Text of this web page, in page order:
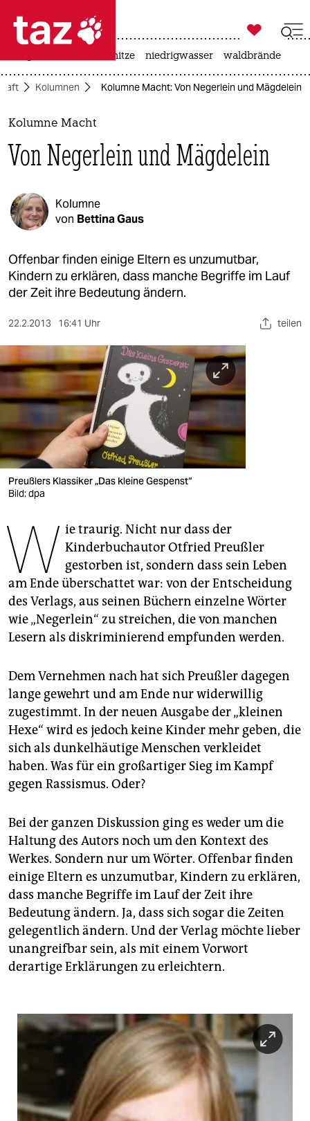
 taz zahl ich
taz zahl ich
themen
politik
gesellschaft
kultur
sport
nord
wahrheit
verlag
verlag
veranstaltungen
shop
unterstützen
abo
genossenschaft
epaper login

taz zahl ich
hitze niedrigwasser waldbrände
Kolumnen Kolumne Macht: Von Negerlein und Mägdelein
Kolumne Macht
Von Negerlein und Mägdelein
Kolumne
von Bettina Gaus
Offenbar finden einige Eltern es unzumutbar,
Kindern zu erklären, dass manche Begriffe im Lauf
der Zeit ihre Bedeutung ändern.
22.2.2013 16:41 Uhr teilen
Preußlers Klassiker „Das kleine Gespenst“
Bild: dpa
W ie traurig. Nicht nur dass der
Kinderbuchautor Otfried Preußler
gestorben ist, sondern dass sein Leben
am Ende überschattet war: von der Entscheidung
des Verlags, aus seinen Büchern einzelne Wörter
wie „Negerlein“ zu streichen, die von manchen
Lesern als diskriminierend empfunden werden.
Dem Vernehmen nach hat sich Preußler dagegen
lange gewehrt und am Ende nur widerwillig
zugestimmt. In der neuen Ausgabe der „kleinen
Hexe“ wird es jedoch keine Kinder mehr geben, die
sich als dunkelhäutige Menschen verkleidet
haben. Was für ein großartiger Sieg im Kampf
gegen Rassismus. Oder?
Bei der ganzen Diskussion ging es weder um die
Haltung des Autors noch um den Kontext des
Werkes. Sondern nur um Wörter. Offenbar finden
einige Eltern es unzumutbar, Kindern zu erklären,
dass manche Begriffe im Lauf der Zeit ihre
Bedeutung ändern. Ja, dass sich sogar die Zeiten
gelegentlich ändern. Und der Verlag möchte lieber
unangreifbar sein, als mit einem Vorwort
derartige Erklärungen zu erleichtern.